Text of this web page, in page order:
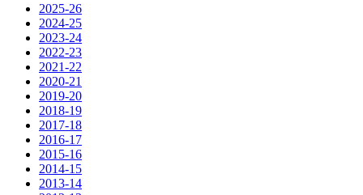
2025-26
2024-25
2023-24
2022-23
2021-22
2020-21
2019-20
2018-19
2017-18
2016-17
2015-16
2014-15
2013-14